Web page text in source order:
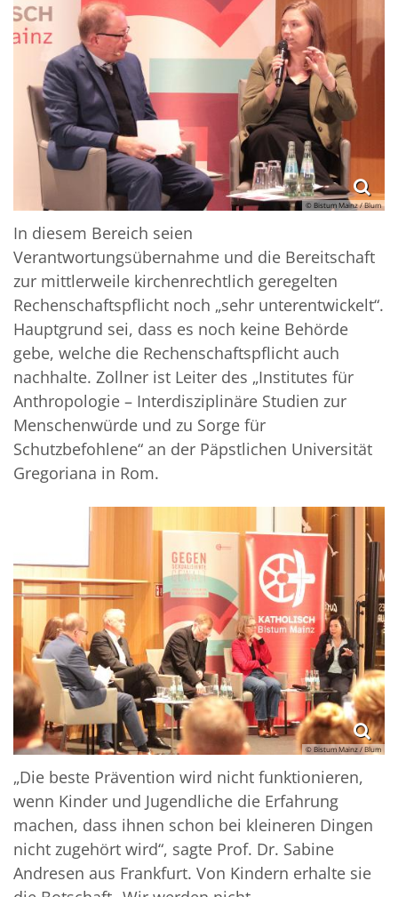
© Bistum Mainz / Blum
In diesem Bereich seien
Verantwortungsübernahme und die Bereitschaft
zur mittlerweile kirchenrechtlich geregelten
Rechenschaftspflicht noch „sehr unterentwickelt“.
Hauptgrund sei, dass es noch keine Behörde
gebe, welche die Rechenschaftspflicht auch
nachhalte. Zollner ist Leiter des „Institutes für
Anthropologie – Interdisziplinäre Studien zur
Menschenwürde und zu Sorge für
Schutzbefohlene“ an der Päpstlichen Universität
Gregoriana in Rom.
© Bistum Mainz / Blum
„Die beste Prävention wird nicht funktionieren,
wenn Kinder und Jugendliche die Erfahrung
machen, dass ihnen schon bei kleineren Dingen
nicht zugehört wird“, sagte Prof. Dr. Sabine
Andresen aus Frankfurt. Von Kindern erhalte sie